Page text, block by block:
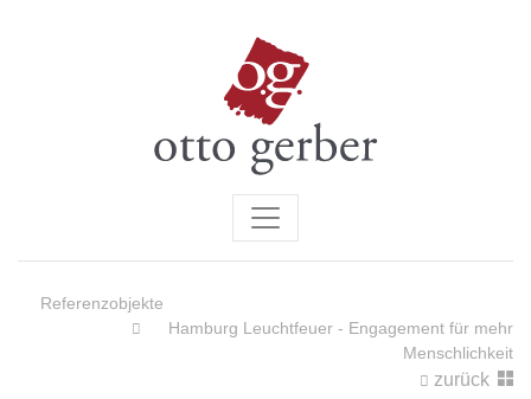
Referenzobjekte
Hamburg Leuchtfeuer - Engagement für mehr
Menschlichkeit
zurück